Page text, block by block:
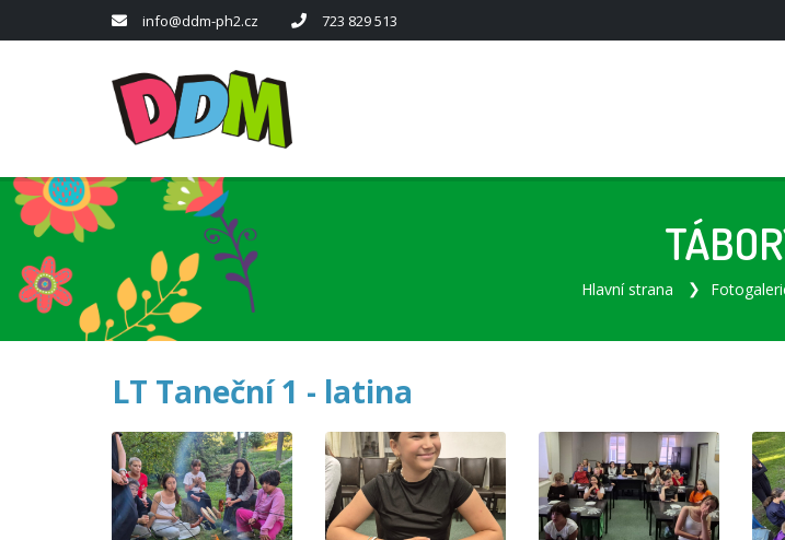
info@ddm-ph2.cz 723 829 513
Hlavní strana
LT Taneční 1 - latina